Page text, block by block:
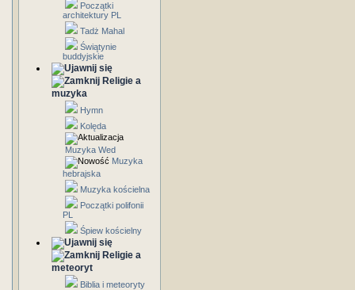
Początki
architektury PL
Tadż Mahal
Świątynie
buddyjskie
Religie a
muzyka
Hymn
Kolęda
Muzyka Wed
Muzyka
hebrajska
Muzyka kościelna
Początki polifonii
PL
Śpiew kościelny
Religie a
meteoryt
Biblia i meteoryty